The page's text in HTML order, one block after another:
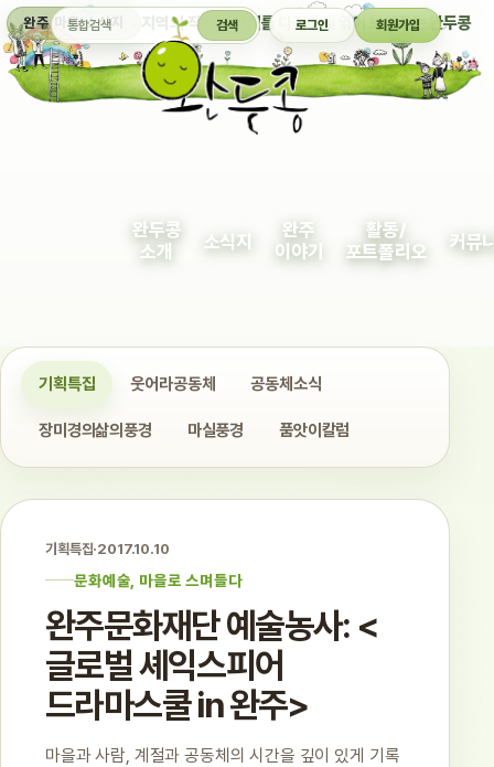
완주 마을 소식지 지역의 작은 이야기를 다정하게 엮어 보여주는 완두콩
통합검색 검색 로그인 회원가입
완두콩
소개
소식지
완주
이야기
활동/
포트폴리오
커뮤
기획특집 웃어라공동체 공동체소식
장미경의삶의풍경 마실풍경 품앗이칼럼
기획특집·2017.10.10
문화예술, 마을로 스며들다
완주문화재단 예술농사: <
글로벌 셰익스피어
드라마스쿨 in 완주>
마을과 사람, 계절과 공동체의 시간을 깊이 있게 기록